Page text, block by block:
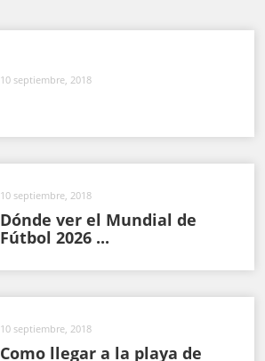
10 septiembre, 2018
10 septiembre, 2018
Dónde ver el Mundial de
Fútbol 2026 ...
10 septiembre, 2018
Como llegar a la playa de